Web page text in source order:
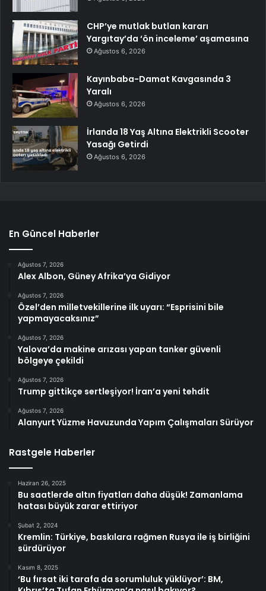
CHP’ye mutlak butlan kararı
Yargıtay’da ‘ön inceleme’ aşamasına
Ağustos 6, 2026
Kayınbaba-Damat Kavgasında 3
Yaralı
Ağustos 6, 2026
İrlanda 18 Yaş Altına Elektrikli Scooter
Yasağı Getirdi
Ağustos 6, 2026
En Güncel Haberler
Ağustos 7, 2026
Alex Albon, Güney Afrika’ya Gidiyor
Ağustos 7, 2026
Özel’den milletvekillerine ilk uyarı: “Esprisini bile
yapmayacaksınız”
Ağustos 7, 2026
Yalova’da makine arızası yapan tanker güvenli
bölgeye çekildi
Ağustos 7, 2026
Trump gittikçe sertleşiyor! İran’a yeni tehdit
Ağustos 7, 2026
Alanyurt Yüzme Havuzunda Yapım Çalışmaları Sürüyor
Rastgele Haberler
Haziran 26, 2025
Bu saatlerde altın fiyatları daha düşük! Zamanlama
hatası büyük zarar ettiriyor
Şubat 2, 2024
Kremlin: Türkiye, baskılara rağmen Rusya ile iş birliğini
sürdürüyor
Kasım 8, 2025
‘Bu fırsat iki tarafa da sorumluluk yüklüyor’: BM,